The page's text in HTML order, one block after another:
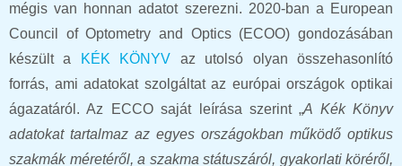
mégis van honnan adatot szerezni. 2020-ban a European
Council of Optometry and Optics (ECOO) gondozásában
készült a
KÉK KÖNYV az utolsó olyan összehasonlító
forrás, ami adatokat szolgáltat az európai országok optikai
ágazatáról. Az ECCO saját leírása szerint „A Kék Könyv
adatokat tartalmaz az egyes országokban működő optikus
szakmák méretéről, a szakma státuszáról, gyakorlati köréről,